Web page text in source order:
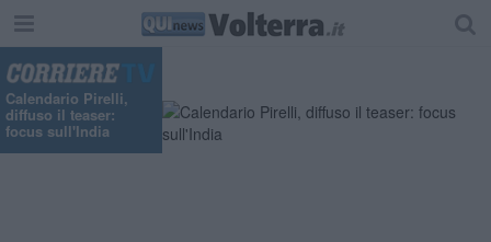
Calendario Pirelli,
diffuso il teaser:
focus sull'India